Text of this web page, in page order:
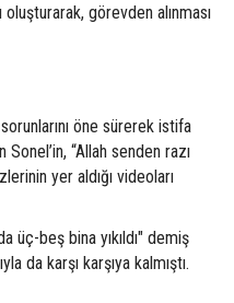
oluşturarak, görevden alınması
sorunlarını öne sürerek istifa
Sonel’in, “Allah senden razı
yer aldığı videoları
üç-beş bina yıkıldı" demiş
da karşı karşıya kalmıştı.